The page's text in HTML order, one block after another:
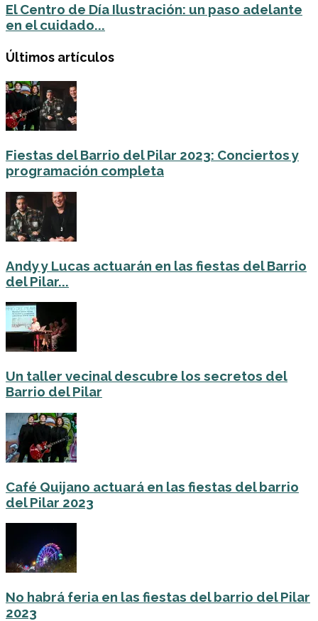
El Centro de Día Ilustración: un paso adelante
en el cuidado...
Últimos artículos
Fiestas del Barrio del Pilar 2023: Conciertos y
programación completa
Andy y Lucas actuarán en las fiestas del Barrio
del Pilar...
Un taller vecinal descubre los secretos del
Barrio del Pilar
Café Quijano actuará en las fiestas del barrio
del Pilar 2023
No habrá feria en las fiestas del barrio del Pilar
2023